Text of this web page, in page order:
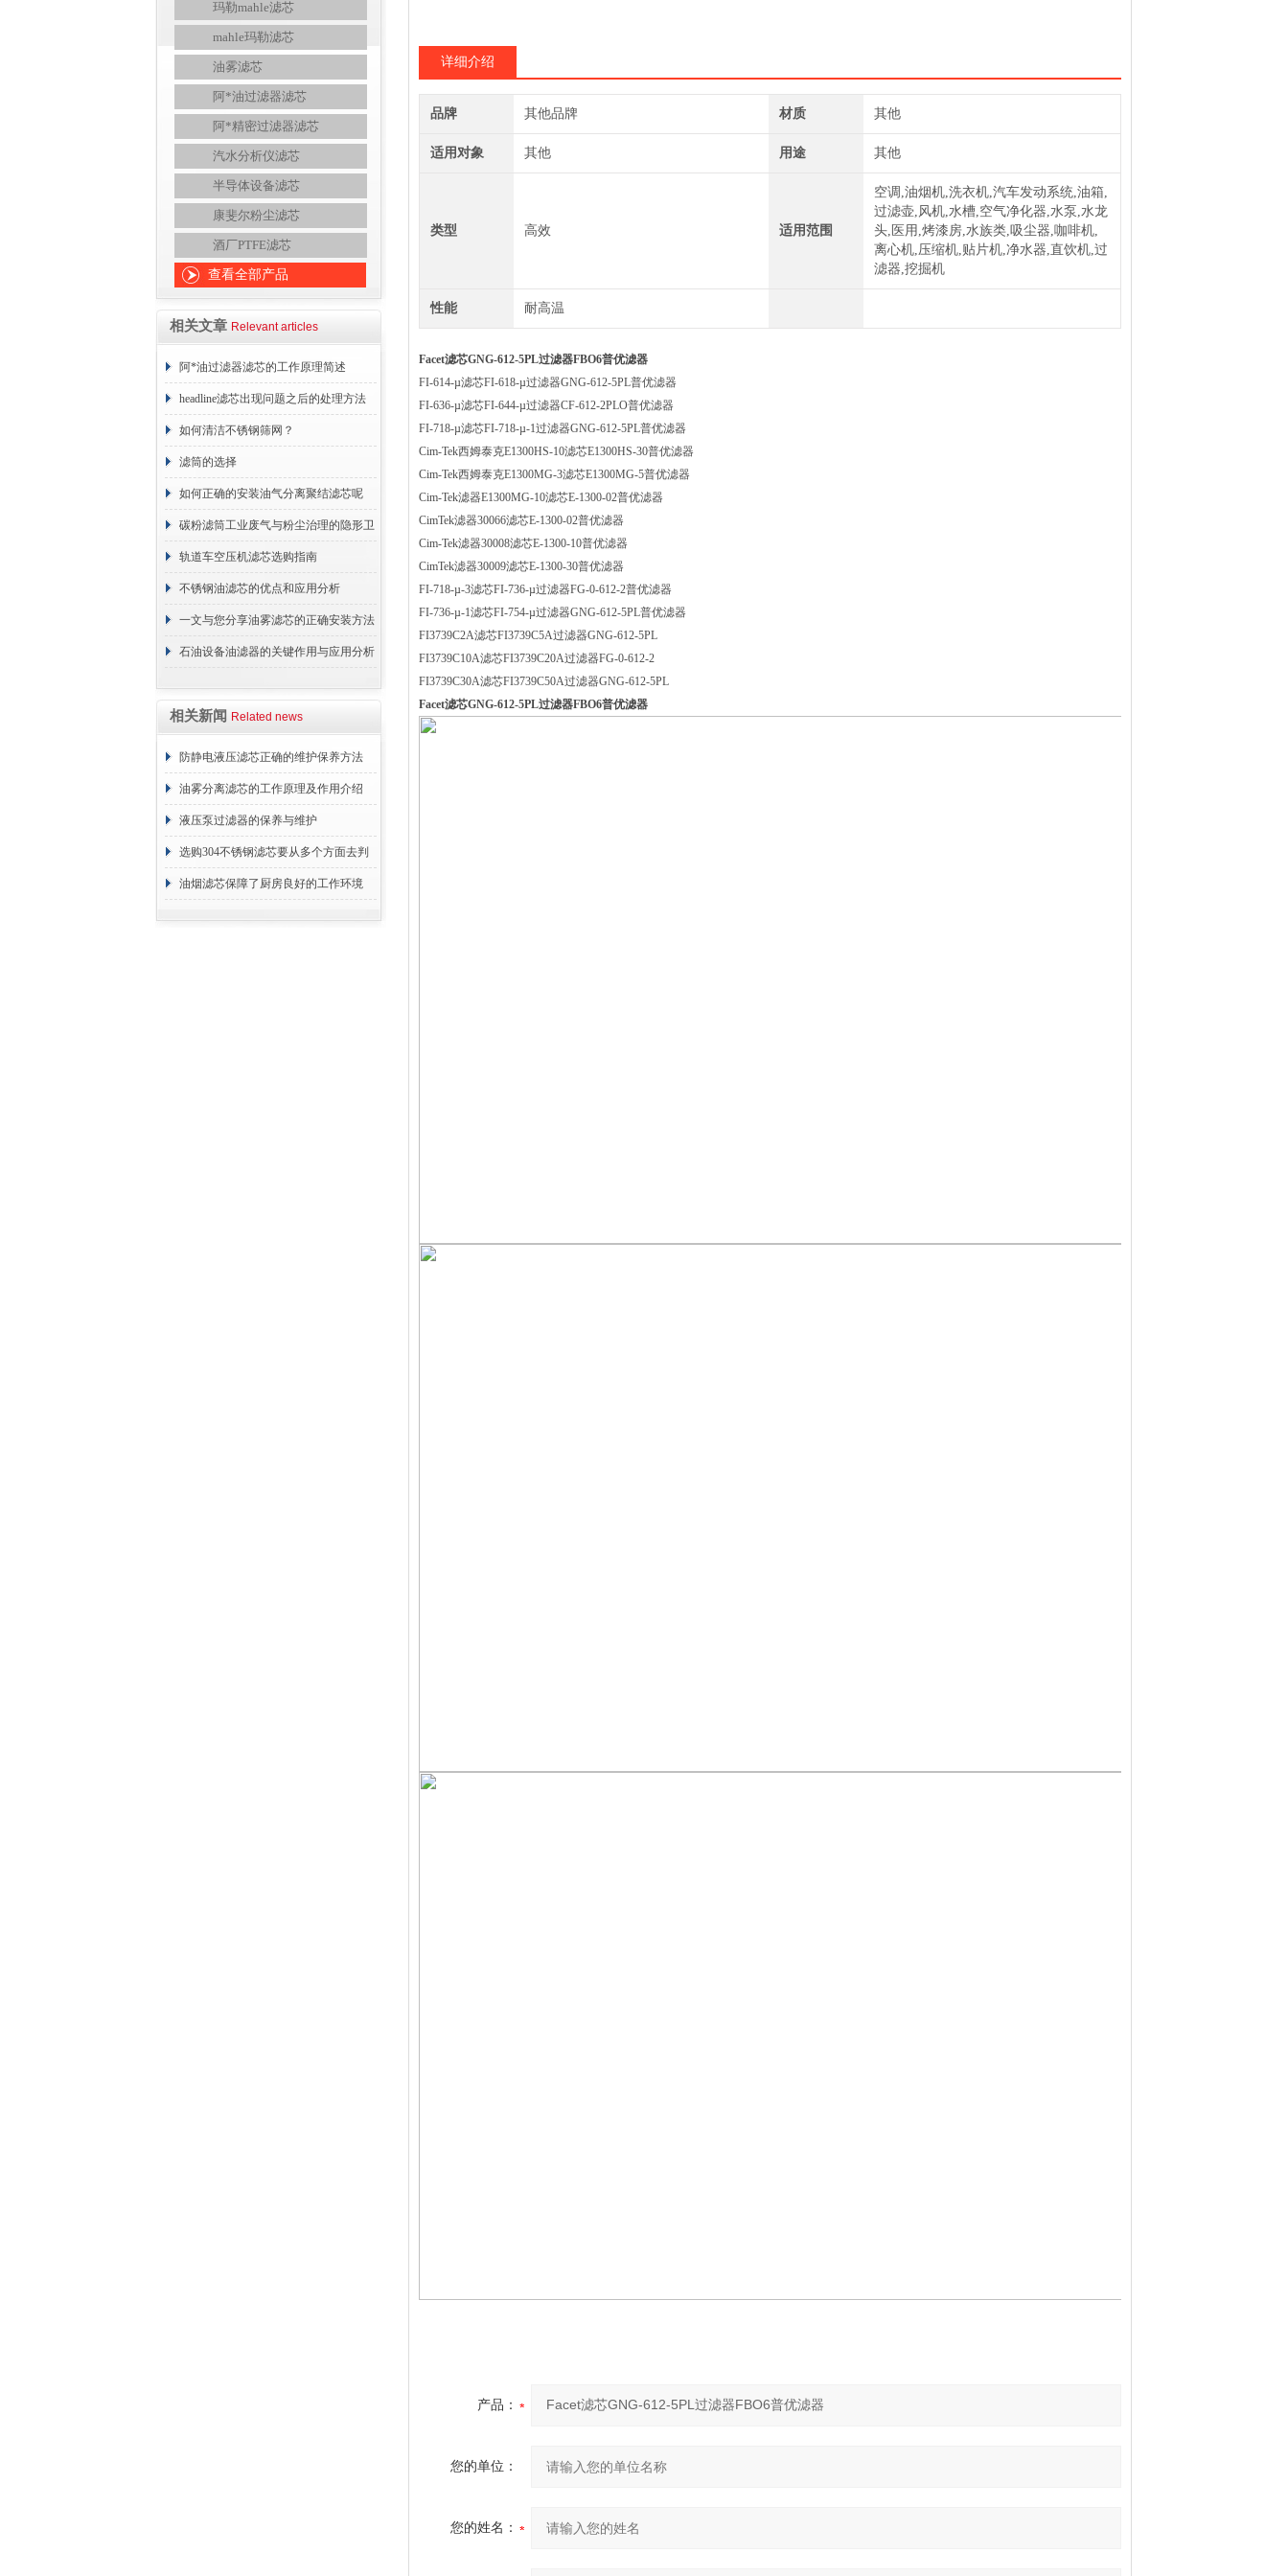
玛勒mahle滤芯
mahle玛勒滤芯
油雾滤芯
阿*油过滤器滤芯
阿*精密过滤器滤芯
汽水分析仪滤芯
半导体设备滤芯
康斐尔粉尘滤芯
酒厂PTFE滤芯
查看全部产品
相关文章 Relevant articles
阿*油过滤器滤芯的工作原理简述
headline滤芯出现问题之后的处理方法
分享
如何清洁不锈钢筛网？
滤筒的选择
如何正确的安装油气分离聚结滤芯呢
碳粉滤筒工业废气与粉尘治理的隐形卫
士
轨道车空压机滤芯选购指南
不锈钢油滤芯的优点和应用分析
一文与您分享油雾滤芯的正确安装方法
石油设备油滤器的关键作用与应用分析
相关新闻 Related news
防静电液压滤芯正确的维护保养方法
油雾分离滤芯的工作原理及作用介绍
液压泵过滤器的保养与维护
选购304不锈钢滤芯要从多个方面去判
断
油烟滤芯保障了厨房良好的工作环境
详细介绍
品牌 其他品牌 材质 其他
适用对象 其他 用途 其他
类型 高效 适用范围
空调,油烟机,洗衣机,汽车发动系统,油箱,
过滤壶,风机,水槽,空气净化器,水泵,水龙
头,医用,烤漆房,水族类,吸尘器,咖啡机,
离心机,压缩机,贴片机,净水器,直饮机,过
滤器,挖掘机
性能 耐高温
Facet滤芯GNG-612-5PL过滤器FBO6普优滤器
FI-614-µ滤芯FI-618-µ过滤器GNG-612-5PL普优滤器
FI-636-µ滤芯FI-644-µ过滤器CF-612-2PLO普优滤器
FI-718-µ滤芯FI-718-µ-1过滤器GNG-612-5PL普优滤器
Cim-Tek西姆泰克E1300HS-10滤芯E1300HS-30普优滤器
Cim-Tek西姆泰克E1300MG-3滤芯E1300MG-5普优滤器
Cim-Tek滤器E1300MG-10滤芯E-1300-02普优滤器
CimTek滤器30066滤芯E-1300-02普优滤器
Cim-Tek滤器30008滤芯E-1300-10普优滤器
CimTek滤器30009滤芯E-1300-30普优滤器
FI-718-µ-3滤芯FI-736-µ过滤器FG-0-612-2普优滤器
FI-736-µ-1滤芯FI-754-µ过滤器GNG-612-5PL普优滤器
FI3739C2A滤芯FI3739C5A过滤器GNG-612-5PL
FI3739C10A滤芯FI3739C20A过滤器FG-0-612-2
FI3739C30A滤芯FI3739C50A过滤器GNG-612-5PL
Facet滤芯GNG-612-5PL过滤器FBO6普优滤器
产品：
您的单位：
您的姓名：